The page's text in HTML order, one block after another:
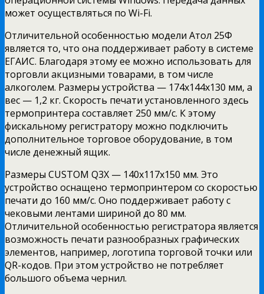
может осуществляться по Wi-Fi.
Отличительной особенностью модели Атол 25Ф
является то, что она поддерживает работу в системе
ЕГАИС. Благодаря этому ее можно использовать для
торговли акцизными товарами, в том числе
алкоголем. Размеры устройства — 174х144х130 мм, а
вес — 1,2 кг. Скорость печати установленного здесь
термопринтера составляет 250 мм/с. К этому
фискальному регистратору можно подключить
дополнительное торговое оборудование, в том
числе денежный ящик.
Размеры CUSTOM Q3X — 140х117х150 мм. Это
устройство оснащено термопринтером со скоростью
печати до 160 мм/с. Оно поддерживает работу с
чековыми лентами шириной до 80 мм.
Отличительной особенностью регистратора является
возможность печати разнообразных графических
элементов, например, логотипа торговой точки или
QR-кодов. При этом устройство не потребляет
большого объема чернил.